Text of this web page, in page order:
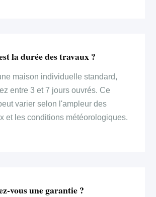
la durée des travaux ?
maison individuelle standard,
entre 3 et 7 jours ouvrés. Ce
varier selon l'ampleur des
et les conditions météorologiques.
vous une garantie ?